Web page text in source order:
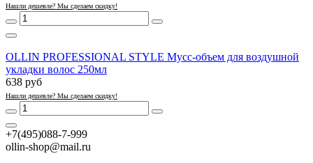
Нашли дешевле? Мы сделаем скидку!
OLLIN PROFESSIONAL STYLE Мусс-объем для воздушной
укладки волос 250мл
638 руб
Нашли дешевле? Мы сделаем скидку!
+7(495)088-7-999
ollin-shop@mail.ru